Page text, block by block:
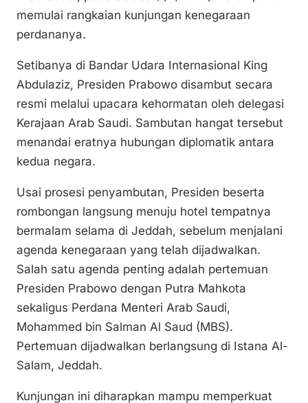
Li
n
b
k
A
memulai rangkaian kunjungan kenegaraan
perdananya.
Setibanya di Bandar Udara Internasional King
Abdulaziz, Presiden Prabowo disambut secara
resmi melalui upacara kehormatan oleh delegasi
Kerajaan Arab Saudi. Sambutan hangat tersebut
menandai eratnya hubungan diplomatik antara
kedua negara.
Usai prosesi penyambutan, Presiden beserta
rombongan langsung menuju hotel tempatnya
bermalam selama di Jeddah, sebelum menjalani
agenda kenegaraan yang telah dijadwalkan.
Salah satu agenda penting adalah pertemuan
Presiden Prabowo dengan Putra Mahkota
sekaligus Perdana Menteri Arab Saudi,
Mohammed bin Salman Al Saud (MBS).
Pertemuan dijadwalkan berlangsung di Istana Al-
Salam, Jeddah.
Kunjungan ini diharapkan mampu memperkuat